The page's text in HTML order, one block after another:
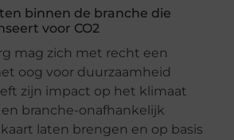
binnen de branche die
voor CO2
mag zich met recht een
oog voor duurzaamheid
zijn impact op het klimaat
branche-onafhankelijk
laten brengen en op basis